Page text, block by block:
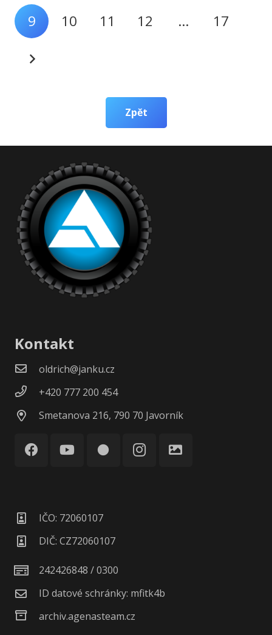
9 10 11 12 … 17
Zpět
Kontakt
oldrich@janku.cz
+420 777 200 454
Smetanova 216, 790 70 Javorník
circle
IČO: 72060107
DIČ: CZ72060107
242426848 / 0300
ID datové schránky: mfitk4b
archiv.agenasteam.cz